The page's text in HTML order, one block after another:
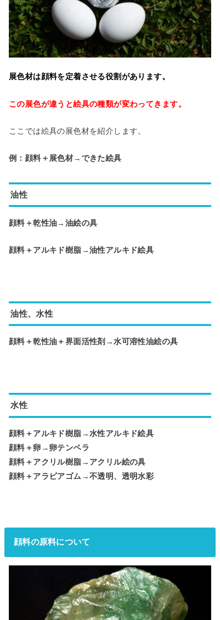
展色材は顔料を定着させる役割があります。
この展色が違うと絵具の種類が変わってきます。
ここでは絵具の展色材を紹介します。
例：顔料＋展色材→できた絵具
油性
顔料＋乾性油→ 油絵の具
顔料＋アルキド樹脂→油性アルキド絵具
油性、水性
顔料＋乾性油＋界面活性剤→水可溶性油絵の具
水性
顔料＋アルキド樹脂→水性アルキド絵具
顔料＋卵→卵テンペラ
顔料＋アクリル樹脂→アクリル絵の具
顔料＋アラビアゴム→不透明、透明水彩
顔料の原料について